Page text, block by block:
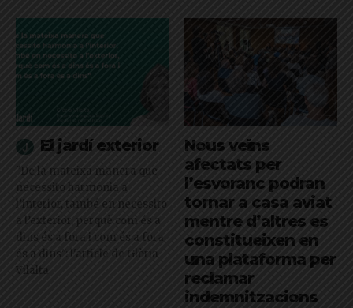
El jardí exterior
"De la mateixa manera que
necessito harmonia a
l’interior, també en necessito
a l’exterior, perquè com és a
dins és a fora i com és a fora
és a dins": l'article de Glòria
Vilalta
Nous veïns
afectats per
l’esvoranc podran
tornar a casa aviat
mentre d’altres es
constitueixen en
una plataforma per
reclamar
indemnitzacions